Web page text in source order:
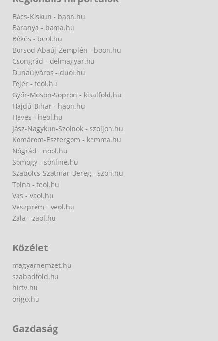
Bács-Kiskun - baon.hu
Baranya - bama.hu
Békés - beol.hu
Borsod-Abaúj-Zemplén - boon.hu
Csongrád - delmagyar.hu
Dunaújváros - duol.hu
Fejér - feol.hu
Győr-Moson-Sopron - kisalfold.hu
Hajdú-Bihar - haon.hu
Heves - heol.hu
Jász-Nagykun-Szolnok - szoljon.hu
Komárom-Esztergom - kemma.hu
Nógrád - nool.hu
Somogy - sonline.hu
Szabolcs-Szatmár-Bereg - szon.hu
Tolna - teol.hu
Vas - vaol.hu
Veszprém - veol.hu
Zala - zaol.hu
Közélet
magyarnemzet.hu
szabadfold.hu
hirtv.hu
origo.hu
Gazdaság